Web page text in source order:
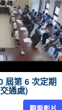
屆第 6 次定期
通處)
觀看影片